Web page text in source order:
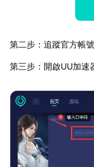
第二步：追蹤官方帳
第三步：開啟UU加速